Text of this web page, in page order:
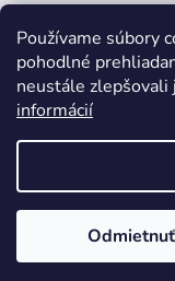
Používame súbory
pohodlné
neustále zlepšovali
informácií
Odmietnuť
Copyright 2026